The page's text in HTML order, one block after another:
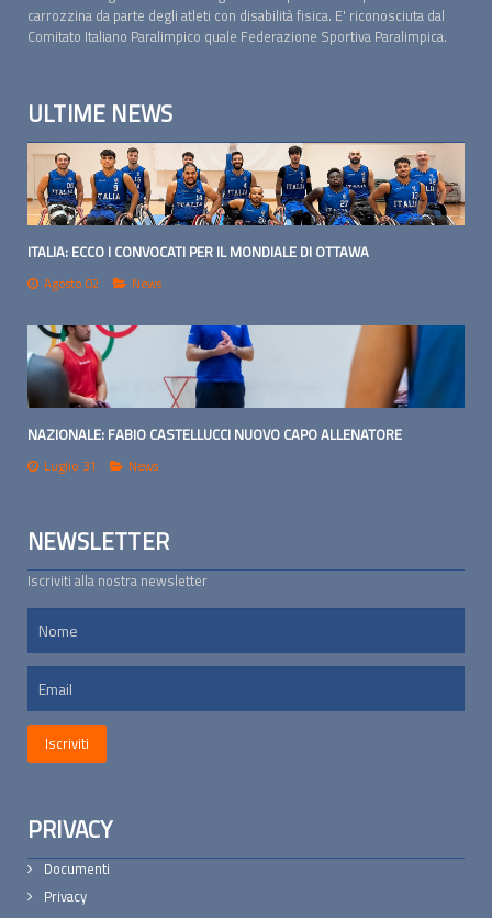
carrozzina da parte degli atleti con disabilità fisica. E' riconosciuta dal
Comitato Italiano Paralimpico quale Federazione Sportiva Paralimpica.
ULTIME NEWS
ITALIA: ECCO I CONVOCATI PER IL MONDIALE DI OTTAWA
Agosto 02 News
NAZIONALE: FABIO CASTELLUCCI NUOVO CAPO ALLENATORE
Luglio 31 News
NEWSLETTER
Iscriviti alla nostra newsletter
PRIVACY
Documenti
Privacy